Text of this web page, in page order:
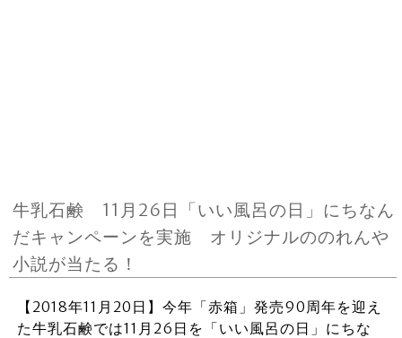
牛乳石鹸 11月26日「いい風呂の日」にちなん
だキャンペーンを実施 オリジナルののれんや
小説が当たる！
【2018年11月20日】今年「赤箱」発売90周年を迎え
た牛乳石鹸では11月26日を「いい風呂の日」にちな